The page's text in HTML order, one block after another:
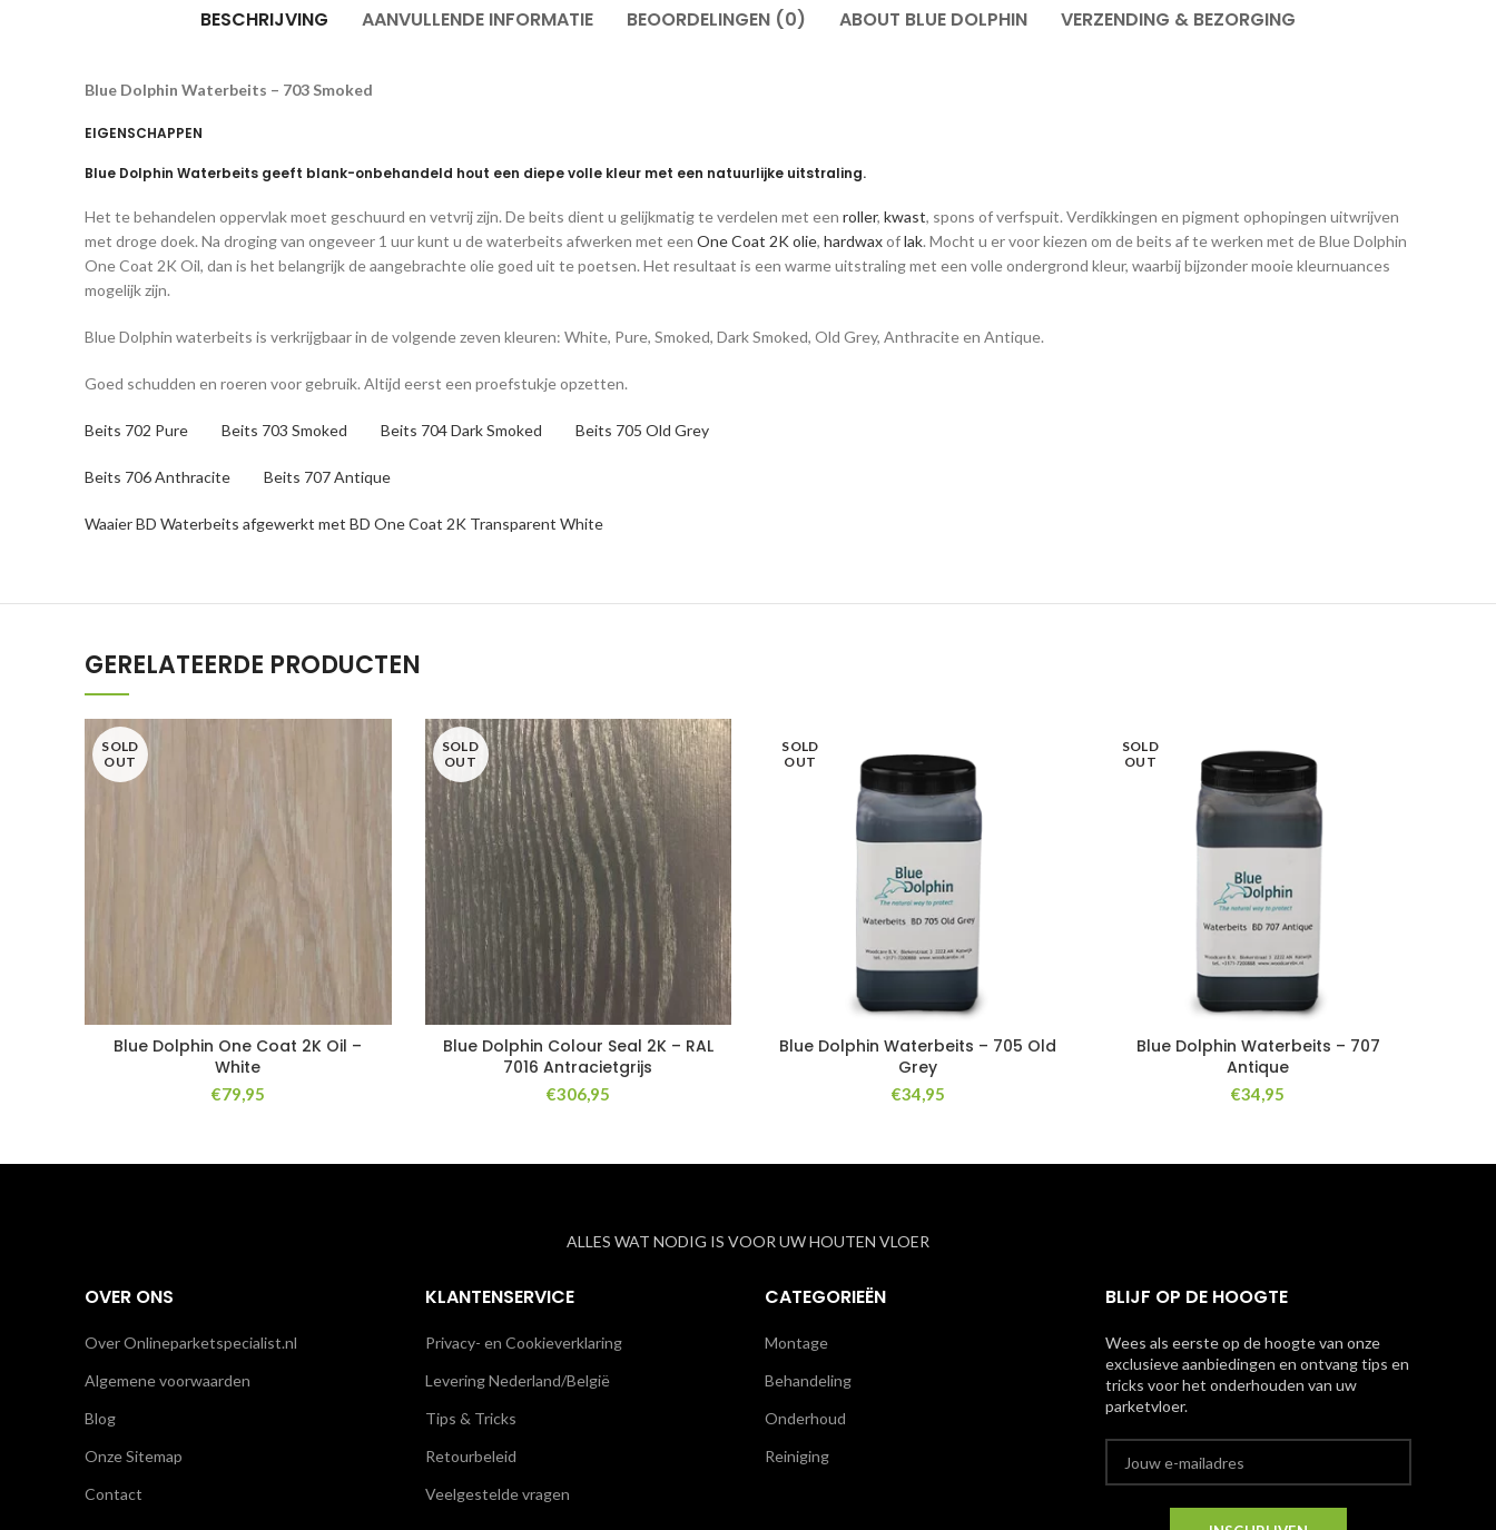
BESCHRIJVING AANVULLENDE INFORMATIE BEOORDELINGEN (0) ABOUT BLUE DOLPHIN VERZENDING & BEZORGING
Blue Dolphin Waterbeits – 703 Smoked
EIGENSCHAPPEN
Blue Dolphin Waterbeits geeft blank-onbehandeld hout een diepe volle kleur met een natuurlijke uitstraling.
Het te behandelen oppervlak moet geschuurd en vetvrij zijn. De beits dient u gelijkmatig te verdelen met een roller, kwast, spons of verfspuit. Verdikkingen en pigment ophopingen uitwrijven
met droge doek. Na droging van ongeveer 1 uur kunt u de waterbeits afwerken met een One Coat 2K olie, hardwaxoflak. Mocht u er voor kiezen om de beits af te werken met de Blue Dolphin
One Coat 2K Oil, dan is het belangrijk de aangebrachte olie goed uit te poetsen. Het resultaat is een warme uitstraling met een volle ondergrond kleur, waarbij bijzonder mooie kleurnuances
mogelijk zijn.
Blue Dolphin waterbeits is verkrijgbaar in de volgende zeven kleuren: White, Pure, Smoked, Dark Smoked, Old Grey, Anthracite en Antique.
Goed schudden en roeren voor gebruik. Altijd eerst een proefstukje opzetten.
Beits 702 Pure Beits 703 Smoked Beits 704 Dark Smoked Beits 705 Old Grey
Beits 706 Anthracite Beits 707 Antique
Waaier BD Waterbeits afgewerkt met BD One Coat 2K Transparent White
GERELATEERDE PRODUCTEN
SOLD
OUT
Blue Dolphin One Coat 2K Oil –
White
€79,95
SOLD
OUT
Blue Dolphin Colour Seal 2K – RAL
7016 Antracietgrijs
€306,95
SOLD
OUT
Blue Dolphin Waterbeits – 705 Old
Grey
€34,95
SOLD
OUT
Blue Dolphin Waterbeits – 707
Antique
€34,95
ALLES WAT NODIG IS VOOR UW HOUTEN VLOER
OVER ONS
Over Onlineparketspecialist.nl
Algemene voorwaarden
Blog
Onze Sitemap
Contact
KLANTENSERVICE
Privacy- en Cookieverklaring
Levering Nederland/België
Tips & Tricks
Retourbeleid
Veelgestelde vragen
CATEGORIEËN
Montage
Behandeling
Onderhoud
Reiniging
BLIJF OP DE HOOGTE
Wees als eerste op de hoogte van onze
exclusieve aanbiedingen en ontvang tips en
tricks voor het onderhouden van uw
parketvloer.